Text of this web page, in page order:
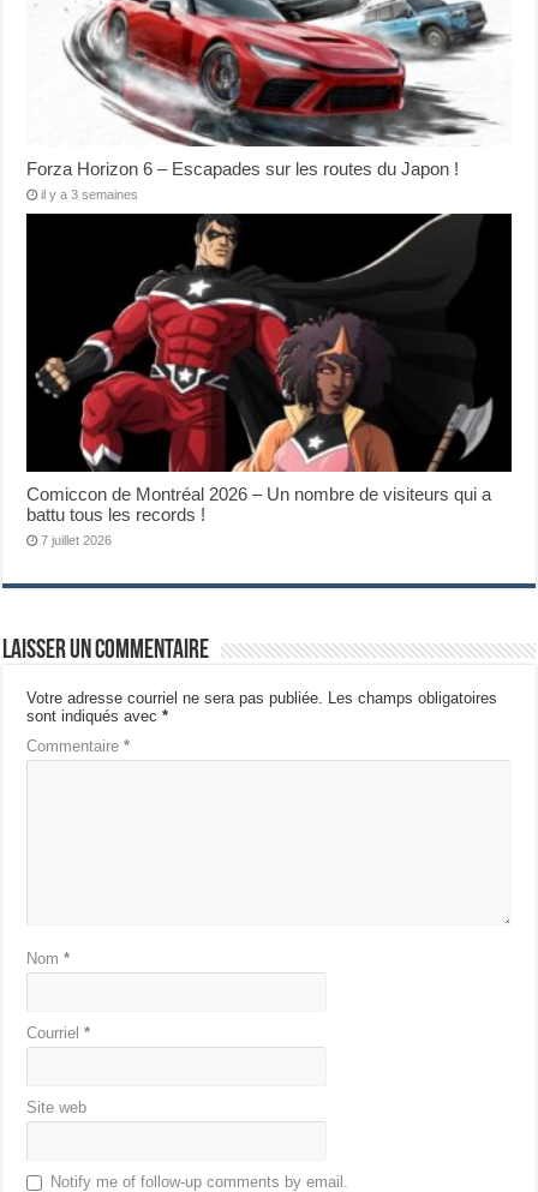
Forza Horizon 6 – Escapades sur les routes du Japon !
il y a 3 semaines
Comiccon de Montréal 2026 – Un nombre de visiteurs qui a
battu tous les records !
7 juillet 2026
Laisser un commentaire
Votre adresse courriel ne sera pas publiée.
Les champs obligatoires
sont indiqués avec*
Commentaire*
Nom*
Courriel*
Site web
Notify me of follow-up comments by email.